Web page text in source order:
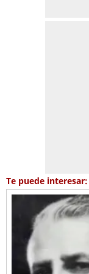
Te puede interesar: